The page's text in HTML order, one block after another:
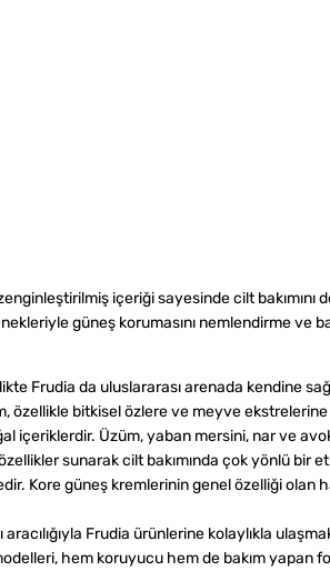
içeriği sayesinde cilt
güneş korumasını nemlendirme ve
Frudia da uluslararası arenada kendine
bitkisel özlere ve meyve
içeriklerdir. Üzüm, yaban mersini, nar ve
sunarak cilt bakımında çok yönlü bir
Kore güneş kremlerinin genel özelliği olan
Frudia ürünlerine kolaylıkla
hem koruyucu hem de bakım yapan